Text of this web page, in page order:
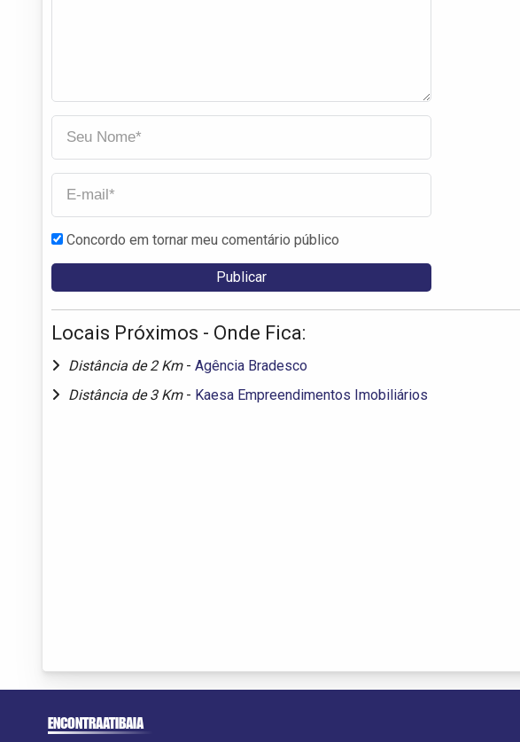
Concordo em tornar meu comentário público
Locais Próximos - Onde Fica:
Distância de 2 Km - Agência Bradesco
Distância de 3 Km - Kaesa Empreendimentos Imobiliários
ENCONTRAATIBAIA